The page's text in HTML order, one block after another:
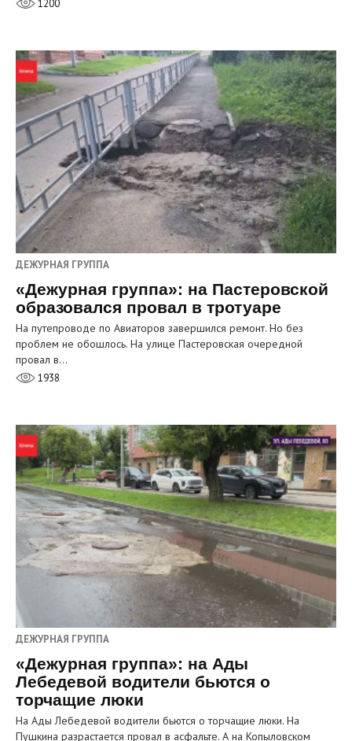
1200
ДЕЖУРНАЯ ГРУППА
«Дежурная группа»: на Пастеровской
образовался провал в тротуаре
На путепроводе по Авиаторов завершился ремонт. Но без
проблем не обошлось. На улице Пастеровская очередной
провал в…
1938
ДЕЖУРНАЯ ГРУППА
«Дежурная группа»: на Ады
Лебедевой водители бьются о
торчащие люки
На Ады Лебедевой водители бьются о торчащие люки. На
Пушкина разрастается провал в асфальте. А на Копыловском